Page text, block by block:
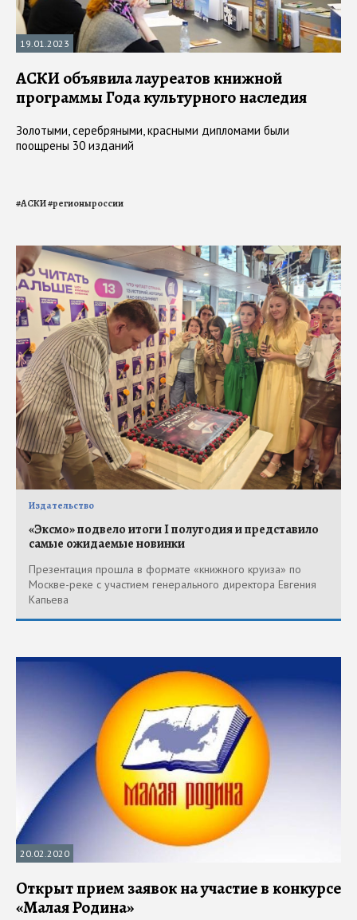
19.01.2023
АСКИ объявила лауреатов книжной
программы Года культурного наследия
Золотыми, серебряными, красными дипломами были
поощрены 30 изданий
#АСКИ#регионыроссии
Издательство
«Эксмо» подвело итоги I полугодия и представило
самые ожидаемые новинки
Презентация прошла в формате «книжного круиза» по
Москве-реке с участием генерального директора Евгения
Капьева
20.02.2020
Открыт прием заявок на участие в конкурсе
«Малая Родина»